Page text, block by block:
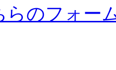
らのフォー